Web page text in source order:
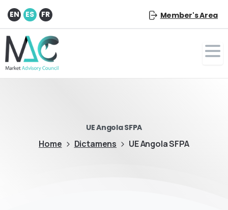
EN ES FR Member's Area
UE Angola SFPA
Home Dictamens UE Angola SFPA